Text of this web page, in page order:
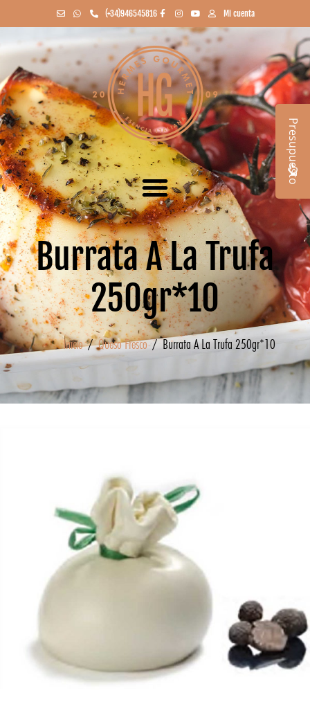
(+34)946545816 Mi cuenta
Burrata A La Trufa
250gr*10
Inicio/Queso Fresco/ Burrata A La Trufa 250gr*10
Presupuesto